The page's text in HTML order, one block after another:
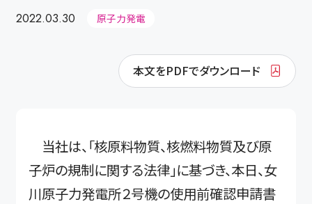
2022.03.30 原子力発電
本文をPDFでダウンロード
当社は、「核原料物質、核燃料物質及び原
子炉の規制に関する法律」に基づき、本日、女
川原子力発電所２号機の使用前確認申請書